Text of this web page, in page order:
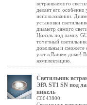
встраиваемого
делает его
использовании.
установки
диаметр самого
Цоколь под лампу
точечный
довольны и сможете
уют в Вашем доме!
комплектацию.
Светильник
ЭРА ST1 SN под
никель
C0043800